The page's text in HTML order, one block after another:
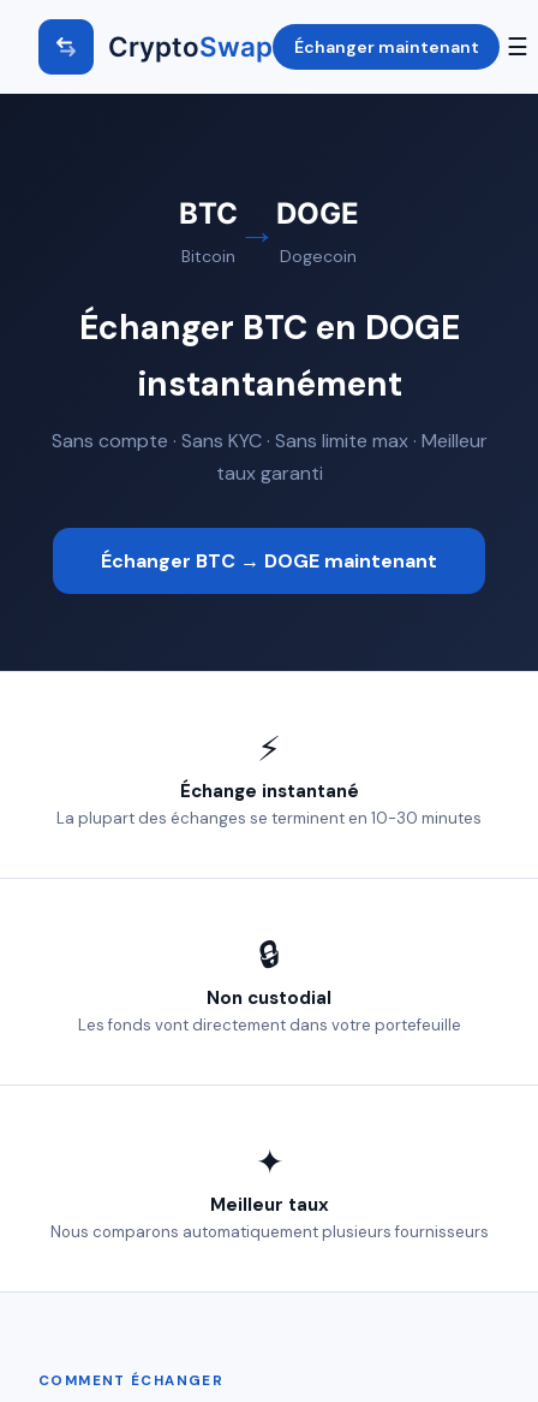
CryptoSwap Échanger maintenant ☰
BTC
Bitcoin
→ DOGE
Dogecoin
Échanger BTC en DOGE
instantanément
Sans compte · Sans KYC · Sans limite max · Meilleur
taux garanti
Échanger BTC → DOGE maintenant
⚡
Échange instantané
La plupart des échanges se terminent en 10-30 minutes
🔒
Non custodial
Les fonds vont directement dans votre portefeuille
✦
Meilleur taux
Nous comparons automatiquement plusieurs fournisseurs
COMMENT ÉCHANGER